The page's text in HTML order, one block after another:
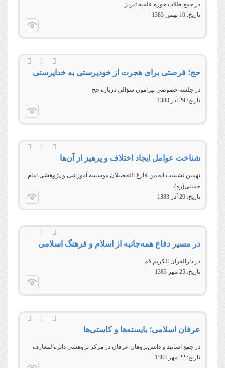
در جمع طلاب حوزه علميه تبريز
تاریخ: 10 بهمن 1383
حج؛ فرصتی برای هجرت از خودپرستی به خداپرستی
در جلسه خصوصی پیرامون سؤالی درباره حج
تاریخ: 29 آذر 1383
شناخت عوامل ایجاد اختلاف و پرهیز از آن‌‌ها
نهمین نشست انجمن فارغ‌‌ التحصیلان موسسه آموزشی و پژوهشی امام
خمینی(ره)
تاریخ: 20 آذر 1383
در مسیر دفاع همه‌جانبه از اسلام و فرهنگ اسلامی
در دارالقرآن الكريم قم
تاریخ: 25 مهر 1383
عرفان اسلامی؛ بایسته‌ها و کاستی‌ها
در جمع اساتيد و دانش‌پژوهان عرفان در مركز پژوهشى دائرةالمعارف
تاریخ: 22 مهر 1383